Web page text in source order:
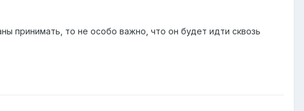
принимать, то не особо важно, что он будет идти сквозь